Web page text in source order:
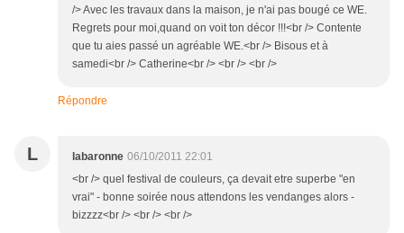
/> Avec les travaux dans la maison, je n'ai pas bougé ce WE.
Regrets pour moi,quand on voit ton décor !!!<br /> Contente
que tu aies passé un agréable WE.<br /> Bisous et à
samedi<br /> Catherine<br /> <br /> <br />
Répondre
L labaronne 06/10/2011 22:01
<br /> quel festival de couleurs, ça devait etre superbe "en
vrai" - bonne soirée nous attendons les vendanges alors -
bizzzz<br /> <br /> <br />